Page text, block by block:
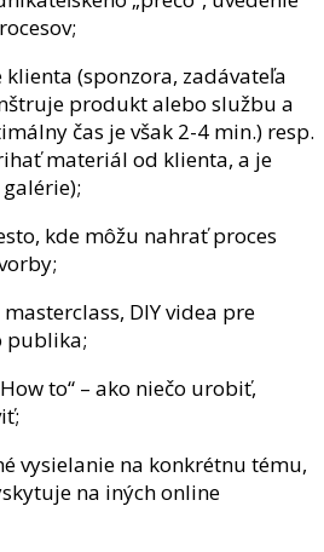
klienta (sponzora, zadávateľa
produkt alebo službu a
čas je však 2-4 min.) resp.
materiál od klienta, a je
kde môžu nahrať proces
DIY videa pre
publika;
to“ – ako niečo urobiť,
vysielanie na konkrétnu tému,
na iných online